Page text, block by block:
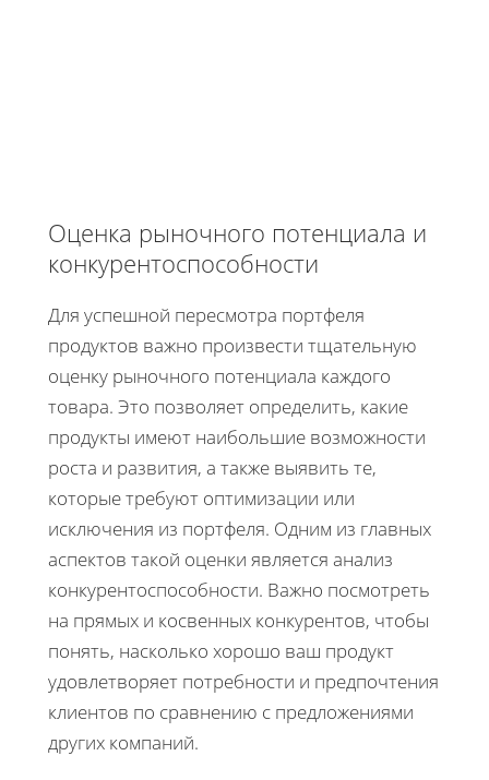
Оценка рыночного потенциала и
конкурентоспособности
Для успешной пересмотра портфеля
продуктов важно произвести тщательную
оценку рыночного потенциала каждого
товара. Это позволяет определить, какие
продукты имеют наибольшие возможности
роста и развития, а также выявить те,
которые требуют оптимизации или
исключения из портфеля. Одним из главных
аспектов такой оценки является анализ
конкурентоспособности. Важно посмотреть
на прямых и косвенных конкурентов, чтобы
понять, насколько хорошо ваш продукт
удовлетворяет потребности и предпочтения
клиентов по сравнению с предложениями
других компаний.